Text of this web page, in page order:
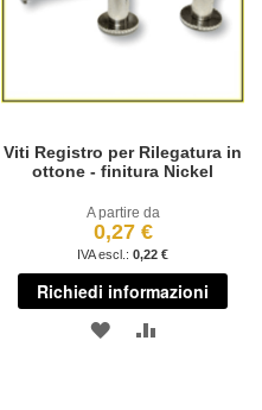
Viti Registro per Rilegatura in
ottone - finitura Nickel
A partire da
0,27 €
0,22 €
Richiedi informazioni
AGGIUNGI